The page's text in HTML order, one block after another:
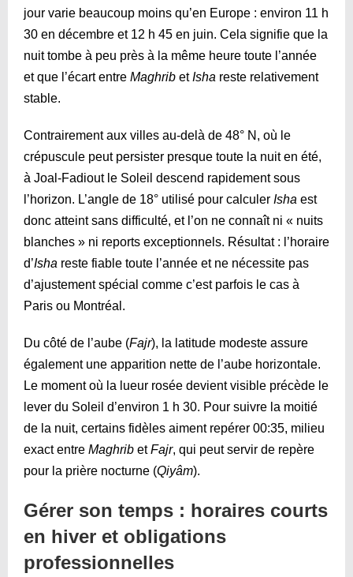
jour varie beaucoup moins qu’en Europe : environ 11 h
30 en décembre et 12 h 45 en juin. Cela signifie que la
nuit tombe à peu près à la même heure toute l’année
et que l’écart entre Maghrib etIsha reste relativement
stable.
Contrairement aux villes au-delà de 48° N, où le
crépuscule peut persister presque toute la nuit en été,
à Joal-Fadiout le Soleil descend rapidement sous
l’horizon. L’angle de 18° utilisé pour calculer Isha est
donc atteint sans difficulté, et l’on ne connaît ni « nuits
blanches » ni reports exceptionnels. Résultat : l’horaire
d’Isha reste fiable toute l’année et ne nécessite pas
d’ajustement spécial comme c’est parfois le cas à
Paris ou Montréal.
Du côté de l’aube (Fajr), la latitude modeste assure
également une apparition nette de l’aube horizontale.
Le moment où la lueur rosée devient visible précède le
lever du Soleil d’environ 1 h 30. Pour suivre la moitié
de la nuit, certains fidèles aiment repérer 00:35, milieu
exact entre Maghrib etFajr, qui peut servir de repère
pour la prière nocturne (Qiyâm).
Gérer son temps : horaires courts
en hiver et obligations
professionnelles